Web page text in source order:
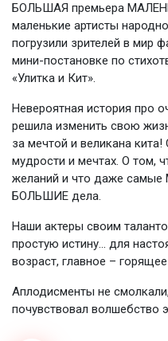
БОЛЬШАЯ премьера
маленькие артисты
погрузили зрителей в мир
мини-постановке по
«Улитка и Кит».
Невероятная история про
решила изменить свою
за мечтой и великана кита!
мудрости и мечтах. О том,
желаний и что даже
БОЛЬШИЕ дела.
Наши актеры своим
простую истину… для
возраст, главное –
Аплодисменты не
почувствовал волшебство